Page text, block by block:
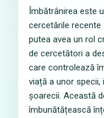
Îmbătrânirea este
cercetările recente
putea avea un rol
de cercetători a
care controlează
viață a unor specii,
șoarecii. Această
îmbunătățească